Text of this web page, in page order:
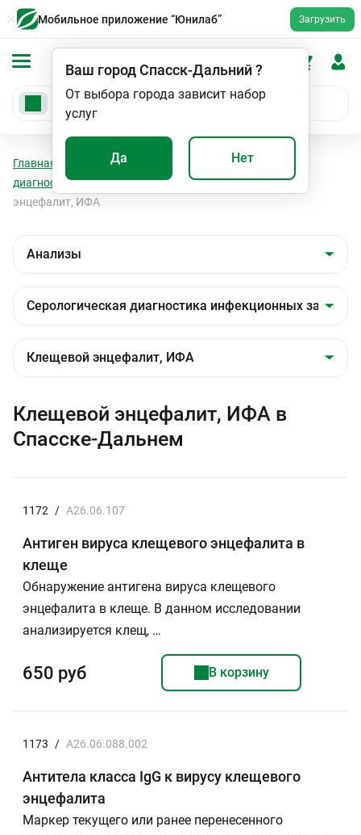
Мобильное приложение “Юнилаб” Загрузить
Ваш городСпасск-Дальний?
От выбора города зависит набор
услуг
Да Нет
Главная Анализы
Серологическая
диагностика инфекционных заболеваний
Клещевой
энцефалит, ИФА
Клещевой энцефалит, ИФА в
Спасске-Дальнем
1172 / A26.06.107
Антиген вируса клещевого энцефалита в
клеще
Обнаружение антигена вируса клещевого
энцефалита в клеще. В данном исследовании
анализируется клещ, …
650 руб В корзину
1173 / A26.06.088.002
Антитела класса IgG к вирусу клещевого
энцефалита
Маркер текущего или ранее перенесенного